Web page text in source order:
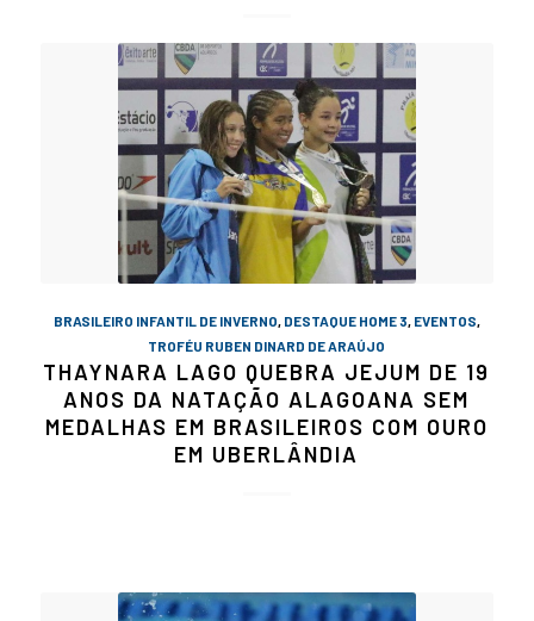
BRASILEIRO INFANTIL DE INVERNO, DESTAQUE HOME 3, EVENTOS,
TROFÉU RUBEN DINARD DE ARAÚJO
THAYNARA LAGO QUEBRA JEJUM DE 19
ANOS DA NATAÇÃO ALAGOANA SEM
MEDALHAS EM BRASILEIROS COM OURO
EM UBERLÂNDIA